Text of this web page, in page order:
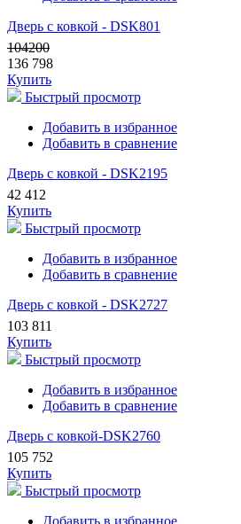
Дверь с ковкой - DSK801
104200
136 798
Купить
Быстрый просмотр
Добавить в избранное
Добавить в сравнение
Дверь с ковкой - DSK2195
42 412
Купить
Быстрый просмотр
Добавить в избранное
Добавить в сравнение
Дверь с ковкой - DSK2727
103 811
Купить
Быстрый просмотр
Добавить в избранное
Добавить в сравнение
Дверь с ковкой-DSK2760
105 752
Купить
Быстрый просмотр